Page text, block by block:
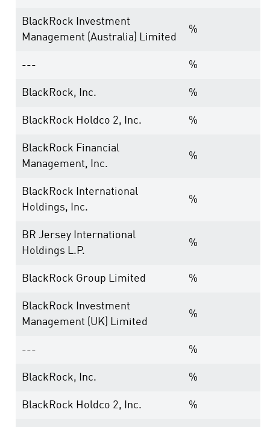
BlackRock Investment
Management (Australia) Limited
%
--- %
BlackRock, Inc. %
BlackRock Holdco 2, Inc. %
BlackRock Financial
Management, Inc.
%
BlackRock International
Holdings, Inc.
%
BR Jersey International
Holdings L.P.
%
BlackRock Group Limited %
BlackRock Investment
Management (UK) Limited
%
--- %
BlackRock, Inc. %
BlackRock Holdco 2, Inc. %